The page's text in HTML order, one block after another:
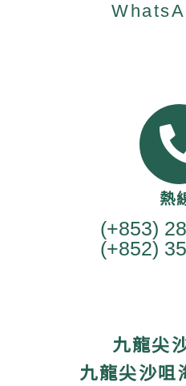
熱
(+853)
(+852)
九龍尖
九龍尖沙咀